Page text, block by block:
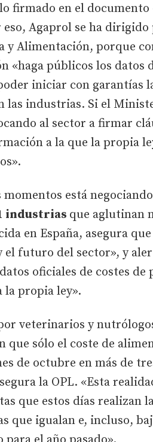
firmado en el documento
eso, Agaprol se ha
y Alimentación, porque
«haga públicos los datos
iniciar con garantías
las industrias. Si el
al sector a firmar
a la que la propia
momentos está
industrias que aglutinan
en España, asegura
el futuro del sector», y
oficiales de costes
la propia ley».
veterinarios y
que sólo el coste de
de octubre en más de
la OPL. «Esta
que estos días realizan
que igualan e, incluso,